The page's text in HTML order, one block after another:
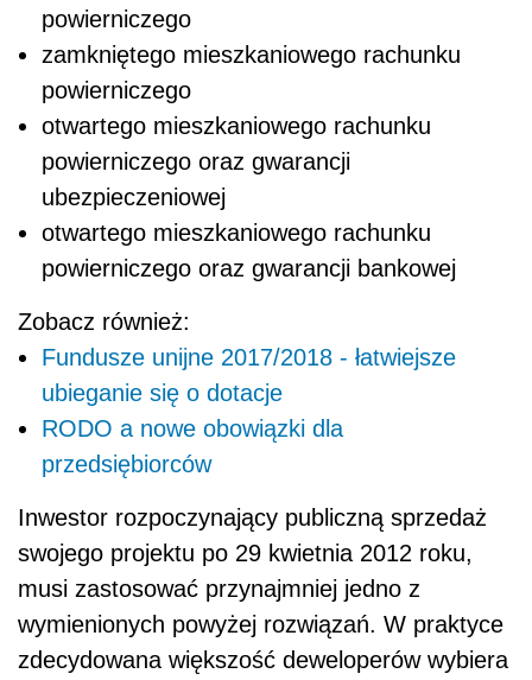
powierniczego
zamkniętego mieszkaniowego rachunku
powierniczego
otwartego mieszkaniowego rachunku
powierniczego oraz gwarancji
ubezpieczeniowej
otwartego mieszkaniowego rachunku
powierniczego oraz gwarancji bankowej
Zobacz również:
Fundusze unijne 2017/2018 - łatwiejsze
ubieganie się o dotacje
RODO a nowe obowiązki dla
przedsiębiorców
Inwestor rozpoczynający publiczną sprzedaż
swojego projektu po 29 kwietnia 2012 roku,
musi zastosować przynajmniej jedno z
wymienionych powyżej rozwiązań. W praktyce
zdecydowana większość deweloperów wybiera